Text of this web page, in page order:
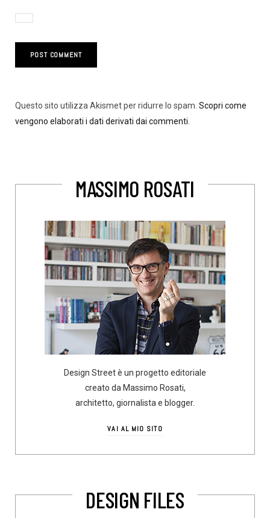
Questo sito utilizza Akismet per ridurre lo spam. Scopri come
vengono elaborati i dati derivati dai commenti
MASSIMO ROSATI
Design Street è un progetto editoriale
creato da Massimo Rosati,
architetto, giornalista e blogger.
VAI AL MIO SITO
DESIGN FILES